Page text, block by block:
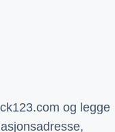
og legge